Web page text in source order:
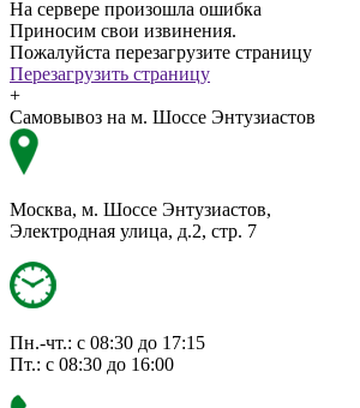
На сервере произошла ошибка
Приносим свои извинения.
Пожалуйста перезагрузите страницу
Перезагрузить страницу
+
Самовывоз на м. Шоссе Энтузиастов
Москва, м. Шоссе Энтузиастов,
Электродная улица, д.2, стр. 7
Пн.-чт.: с 08:30 до 17:15
Пт.: с 08:30 до 16:00